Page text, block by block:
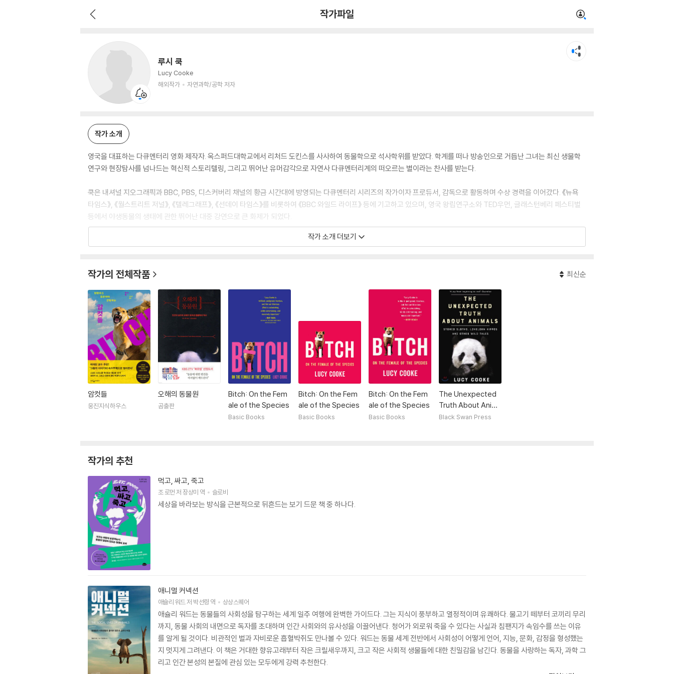
작가파일
루시 쿡
Lucy Cooke
해외작가
자연과학/공학 저자
작가 소개
영국을 대표하는 다큐멘터리 영화 제작자. 옥스퍼드대학교에서 리처드 도킨스를 사사하여 동물학으로 석사학위를 받았다. 학계를 떠나 방송인으로 거듭난 그녀는 최신 생물학
연구와 현장탐사를 넘나드는 혁신적 스토리텔링, 그리고 뛰어난 유머감각으로 자연사 다큐멘터리계의 떠오르는 별이라는 찬사를 받는다.
쿡은 내셔널 지오그래픽과 BBC, PBS, 디스커버리 채널의 황금 시간대에 방영되는 다큐멘터리 시리즈의 작가이자 프로듀서, 감독으로 활동하며 수상 경력을 이어갔다. 《뉴욕
타임스》, 《월스트리트 저널》, 《텔레그래프》, 《선데이 타임스》를 비롯하여 《BBC 와일드 라이프》 등에 기고하고 있으며, 영국 왕립연구소와 TED우먼, 글래스턴베리 페스티벌
등에서 야생동물의 생태에 관한 뛰어난 대중 강연으로 큰 화제가 되었다.
생물학계에 드리운 성차별적 신화를 넘어 ‘암컷의 생물학’을 재구성한 문제작 『암컷들』은 출간 즉시 주요 언론은 물론 학계의 극찬을 받았고, 유니버시티칼리지 런던, 프린스턴
작가 소개 더보기
작가의 전체작품 최신순
암컷들
웅진지식하우스
오해의 동물원
곰출판
Bitch: On the Fem
ale of the Species
Basic Books
Bitch: On the Fem
ale of the Species
Basic Books
Bitch: On the Fem
ale of the Species
Basic Books
The Unexpected
Truth About Anim
als
Black Swan Press
작가의 추천
먹고, 싸고, 죽고
조 로먼저 장상미 역 슬로비
세상을 바라보는 방식을 근본적으로 뒤흔드는 보기 드문 책 중 하나다.
애니멀 커넥션
애슐리 워드저 박선령 역 상상스퀘어
애슐리 워드는 동물들의 사회성을 탐구하는 세계 일주 여행에 완벽한 가이드다. 그는 지식이 풍부하고 열정적이며 유쾌하다. 물고기 떼부터 코끼리 무리
까지, 동물 사회의 내면으로 독자를 초대하며 인간 사회와의 유사성을 이끌어낸다. 청어가 외로워 죽을 수 있다는 사실과 침팬지가 속임수를 쓰는 이유
를 알게 될 것이다. 비관적인 벌과 자비로운 흡혈박쥐도 만나볼 수 있다. 워드는 동물 세계 전반에서 사회성이 어떻게 언어, 지능, 문화, 감정을 형성했는
지 멋지게 그려낸다. 이 책은 거대한 향유고래부터 작은 크릴새우까지, 크고 작은 사회적 생물들에 대한 친밀감을 남긴다. 동물을 사랑하는 독자, 과학 그
리고 인간 본성의 본질에 관심 있는 모두에게 강력 추천한다.